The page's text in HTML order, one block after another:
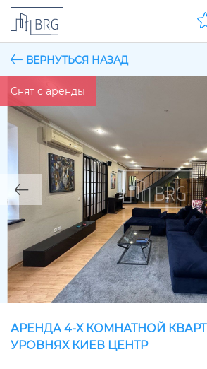
ВЕРНУТЬСЯ НАЗАД
Снят с аренды
АРЕНДА 4-Х КОМНАТНОЙ
УРОВНЯХ КИЕВ ЦЕНТР